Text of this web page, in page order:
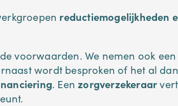
reductiemogelijkheden
voorwaarden. We nemen ook
wordt besproken of het al
. Eenzorgverzekeraar